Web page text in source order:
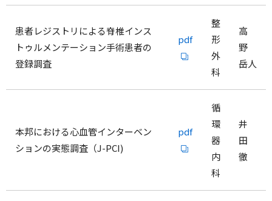
患者レジストリによる脊椎インス
トゥルメンテーション手術患者の
登録調査
pdf
整
形
外
科
高
野
岳人
本邦における心血管インターベン
ションの実態調査（J-PCI)
pdf
循
環
器
内
科
井
田
徹